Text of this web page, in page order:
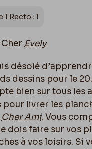
1 Recto : 1
Evely
désolé
dessins pour le
bien sur tous les
pour livrer les
Cher Ami. Vous
dois faire sur vos
à vos loisirs. Si